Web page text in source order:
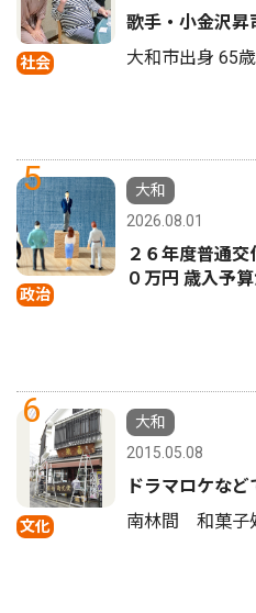
社会
歌手・小金沢昇
大和市出身 65歳
5
政治
大和
2026.08.01
２６年度普通
０万円 歳入予
6
文化
大和
2015.05.08
ドラマロケなど
南林間 和菓